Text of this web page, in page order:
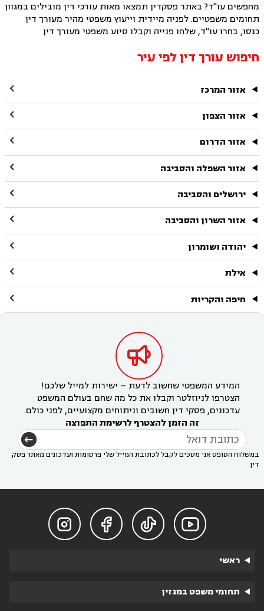
מחפשים עו"ד? באתר פסקדין תמצאו מאות עורכי דין מובילים במגוון
תחומים משפטיים. לפניה מיידית וייעוץ משפטי מהיר מעורך דין
כנסו, בחרו עו"ד, שלחו פנייה וקבלו סיוע משפטי מעורך דין
חיפוש עורך דין לפי עיר
אזור המרכז 
אזור הצפון 
אזור הדרום 
אזור השפלה והסביבה 
ירושלים והסביבה 
אזור השרון והסביבה 
יהודה ושומרון 
אילת 
חיפה והקריות 

המידע המשפטי שחשוב לדעת – ישירות למייל שלכם!
הצטרפו לניוזלטר וקבלו את כל מה שחם בעולם המשפט
עדכונים, פסקי דין חשובים וניתוחים מקצועיים, לפני כולם.
זה הזמן להצטרף לרשימת התפוצה
במשלוח הטופס אני מסכים לקבל לכתובת המייל שלי פרסומות ועדכונים מאתר פסק
דין




ראשי
תחומי משפט במגזין